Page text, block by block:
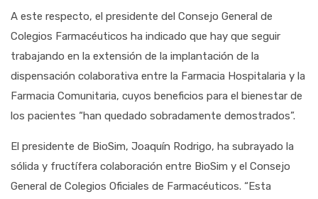
A este respecto, el presidente del Consejo General de
Colegios Farmacéuticos ha indicado que hay que seguir
trabajando en la extensión de la implantación de la
dispensación colaborativa entre la Farmacia Hospitalaria y la
Farmacia Comunitaria, cuyos beneficios para el bienestar de
los pacientes “han quedado sobradamente demostrados”.
El presidente de BioSim, Joaquín Rodrigo, ha subrayado la
sólida y fructífera colaboración entre BioSim y el Consejo
General de Colegios Oficiales de Farmacéuticos. “Esta